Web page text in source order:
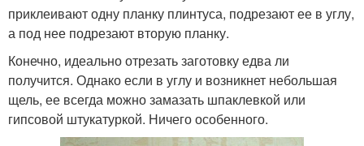
приклеивают одну планку плинтуса, подрезают ее в углу,
а под нее подрезают вторую планку.
Конечно, идеально отрезать заготовку едва ли
получится. Однако если в углу и возникнет небольшая
щель, ее всегда можно замазать шпаклевкой или
гипсовой штукатуркой. Ничего особенного.